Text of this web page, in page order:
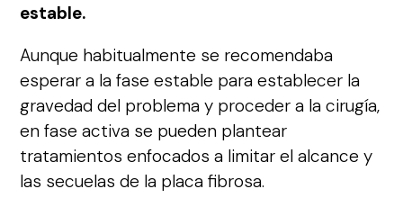
estable.
Aunque habitualmente se recomendaba
esperar a la fase estable para establecer la
gravedad del problema y proceder a la cirugía,
en fase activa se pueden plantear
tratamientos enfocados a limitar el alcance y
las secuelas de la placa fibrosa.